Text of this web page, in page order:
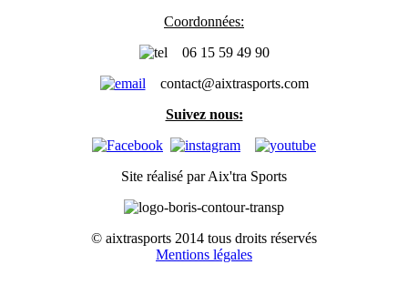
Coordonnées:
06 15 59 49 90
contact@aixtrasports.com
Suivez nous:
Site réalisé par Aix'tra Sports
© aixtrasports 2014 tous droits réservés
Mentions légales